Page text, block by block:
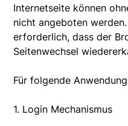
Internetseite können
nicht angeboten
erforderlich, dass der
Seitenwechsel
Für folgende
1. Login Mechanismus